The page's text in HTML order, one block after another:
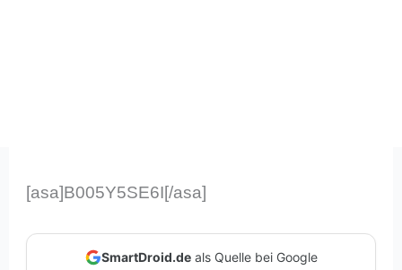
[asa]B005Y5SE6I[/asa]
SmartDroid.deals Quelle bei Google